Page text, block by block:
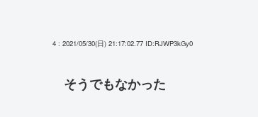
4 : 2021/05/30(日) 21:17:02.77 ID:RJWP3kGy0
そうでもなかった